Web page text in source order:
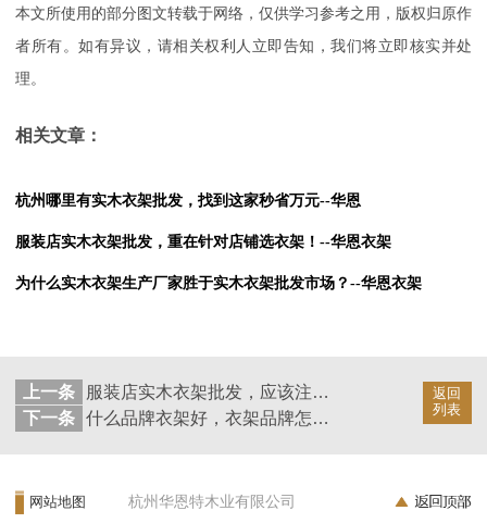
本文所使用的部分图文转载于网络，仅供学习参考之用，版权归原作
者所有。如有异议，请相关权利人立即告知，我们将立即核实并处
理。
相关文章：
杭州哪里有实木衣架批发，找到这家秒省万元--华恩
服装店实木衣架批发，重在针对店铺选衣架！--华恩衣架
为什么实木衣架生产厂家胜于实木衣架批发市场？--华恩衣架
返回
列表
上一条
服装店实木衣架批发，应该注意些什么呢？--华恩衣架
下一条
什么品牌衣架好，衣架品牌怎么样？--华恩衣架
网站地图 杭州华恩特木业有限公司